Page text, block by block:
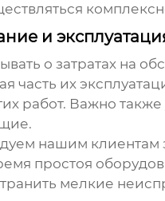
и
о затратах на
часть их
работ. Важно
нашим клиентам
простоя
мелкие